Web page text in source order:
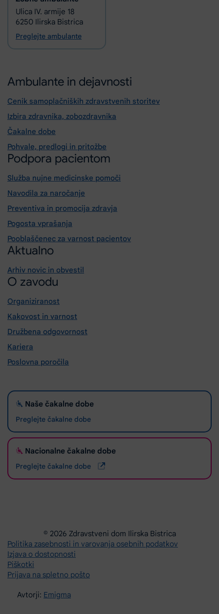
Ulica IV. armije 18
6250 Ilirska Bistrica
Preglejte ambulante
Ambulante in dejavnosti
Cenik samoplačniških zdravstvenih storitev
Izbira zdravnika, zobozdravnika
Čakalne dobe
Pohvale, predlogi in pritožbe
Podpora pacientom
Služba nujne medicinske pomoči
Navodila za naročanje
Preventiva in promocija zdravja
Pogosta vprašanja
Pooblaščenec za varnost pacientov
Aktualno
Arhiv novic in obvestil
O zavodu
Organiziranost
Kakovost in varnost
Družbena odgovornost
Kariera
Poslovna poročila
Naše čakalne dobe
Preglejte čakalne dobe
Nacionalne čakalne dobe
Preglejte čakalne dobe
© 2026 Zdravstveni dom Ilirska Bistrica
Politika zasebnosti in varovanja osebnih podatkov
Izjava o dostopnosti
Piškotki
Prijava na spletno pošto
Avtorji: Emigma